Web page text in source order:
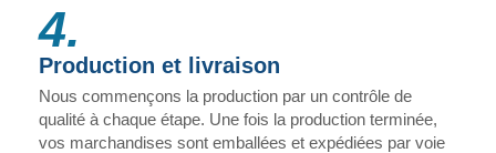
4.
Production et livraison
Nous commençons la production par un contrôle de
qualité à chaque étape. Une fois la production terminée,
vos marchandises sont emballées et expédiées par voie